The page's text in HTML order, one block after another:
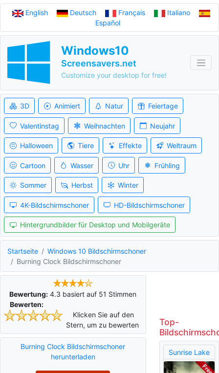
English Deutsch Français
Italiano
Español
Windows10
Screensavers.net
Customize your desktop for free!
3D Animiert Natur Feiertage
Valentinstag Weihnachten Neujahr
Halloween Tiere Effekte Weltraum
Cartoon Wasser Uhr Frühling
Sommer Herbst Winter
4K-Bildschirmschoner HD-Bildschirmschoner
Hintergrundbilder für Desktop und Mobilgeräte
Startseite
Windows 10 Bildschirmschoner
Burning Clock Bildschirmschoner
Bewertung: 4.3 basiert auf 51 Stimmen
Bewerten:
Klicken Sie auf den
Stern, um zu bewerten
Burning Clock Bildschirmschoner
herunterladen
Top-
Sunrise Lake